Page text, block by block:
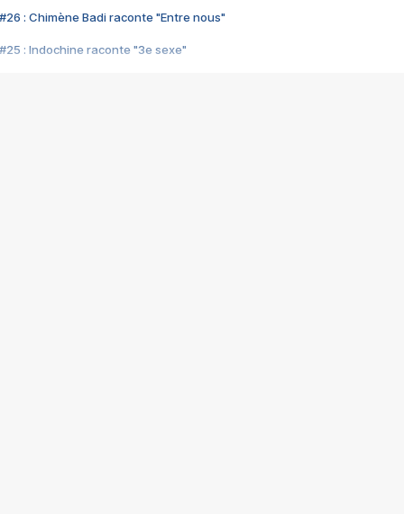
#26 : Chimène Badi raconte "Entre nous"
#25 : Indochine raconte "3e sexe"